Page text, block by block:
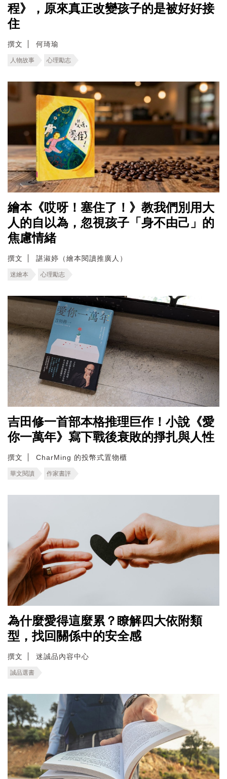
程》，原來真正改變孩子的是被好好接
住
撰文 何琦瑜
人物故事 心理勵志
繪本《哎呀！塞住了！》教我們別用大
人的自以為，忽視孩子「身不由己」的
焦慮情緒
撰文 諶淑婷（繪本閱讀推廣人）
迷繪本 心理勵志
吉田修一首部本格推理巨作！小說《愛
你一萬年》寫下戰後衰敗的掙扎與人性
撰文 CharMing 的投幣式置物櫃
華文閱讀 作家書評
為什麼愛得這麼累？瞭解四大依附類
型，找回關係中的安全感
撰文 迷誠品內容中心
誠品選書